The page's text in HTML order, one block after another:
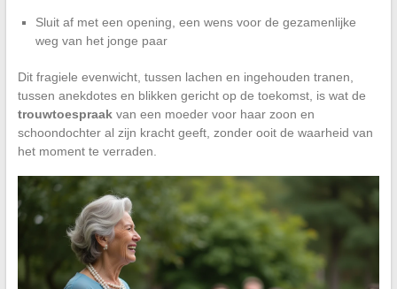
Sluit af met een opening, een wens voor de gezamenlijke
weg van het jonge paar
Dit fragiele evenwicht, tussen lachen en ingehouden tranen,
tussen anekdotes en blikken gericht op de toekomst, is wat de
trouwtoespraakvan een moeder voor haar zoon en
schoondochter al zijn kracht geeft, zonder ooit de waarheid van
het moment te verraden.